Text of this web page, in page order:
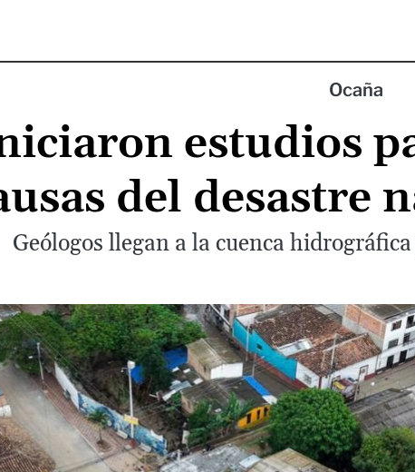
Ocaña
estudios
del desastre
Geólogos llegan a la cuenca